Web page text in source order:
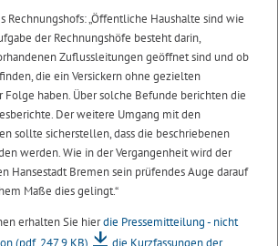
Rechnungshofs: „Öffentliche Haushalte sind wie
der Rechnungshöfe besteht darin,
Zuflussleitungen geöffnet sind und ob
die ein Versickern ohne gezielten
Folge haben. Über solche Befunde berichten die
Der weitere Umgang mit den
sollte sicherstellen, dass die beschriebenen
werden. Wie in der Vergangenheit wird der
Hansestadt Bremen sein prüfendes Auge darauf
Maße dies gelingt.“
erhalten Sie hierdie Pressemitteilung - nicht
(pdf, 247.9 KB) ,die Kurzfassungen der